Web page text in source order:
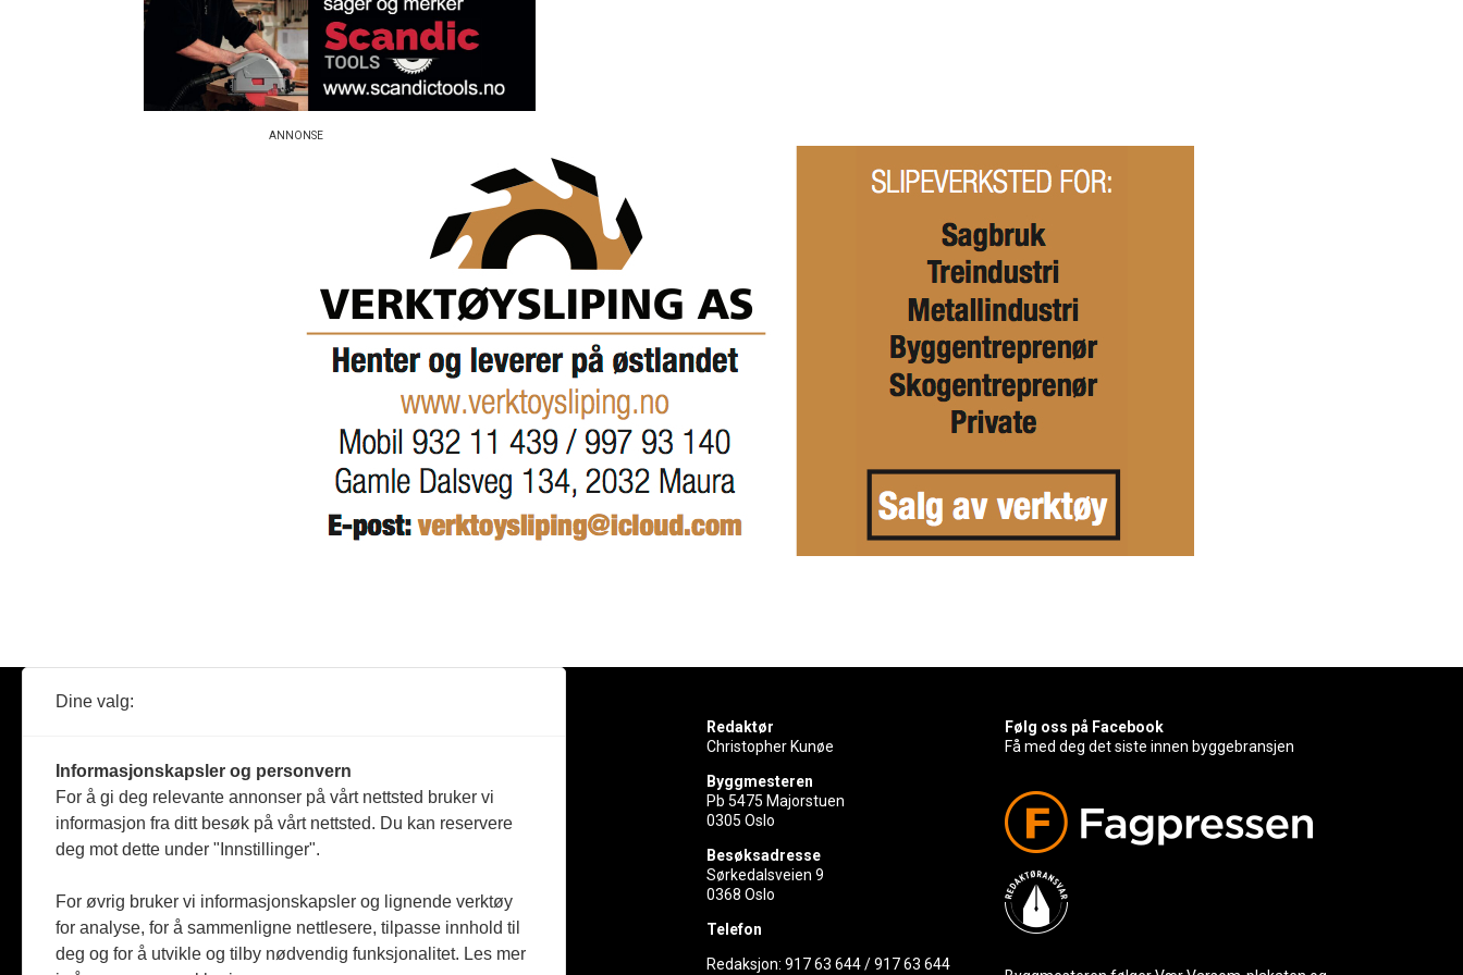
Reportasje
Produkter
Jobbmarked
Redaktør
Christopher Kunøe
Byggmesteren
Pb 5475 Majorstuen
0305 Oslo
Besøksadresse
Sørkedalsveien 9
0368 Oslo
Telefon
Redaksjon:917 63 644/917 63 644
Følg oss på Facebook
Få med deg det siste innen byggebransjen
Dine valg:
Informasjonskapsler og personvern
For å gi deg relevante annonser på vårt nettsted bruker vi
informasjon fra ditt besøk på vårt nettsted. Du kan reservere
deg mot dette under "Innstillinger".
For øvrig bruker vi informasjonskapsler og lignende verktøy
for analyse, for å sammenligne nettlesere, tilpasse innhold til
deg og for å utvikle og tilby nødvendig funksjonalitet. Les mer